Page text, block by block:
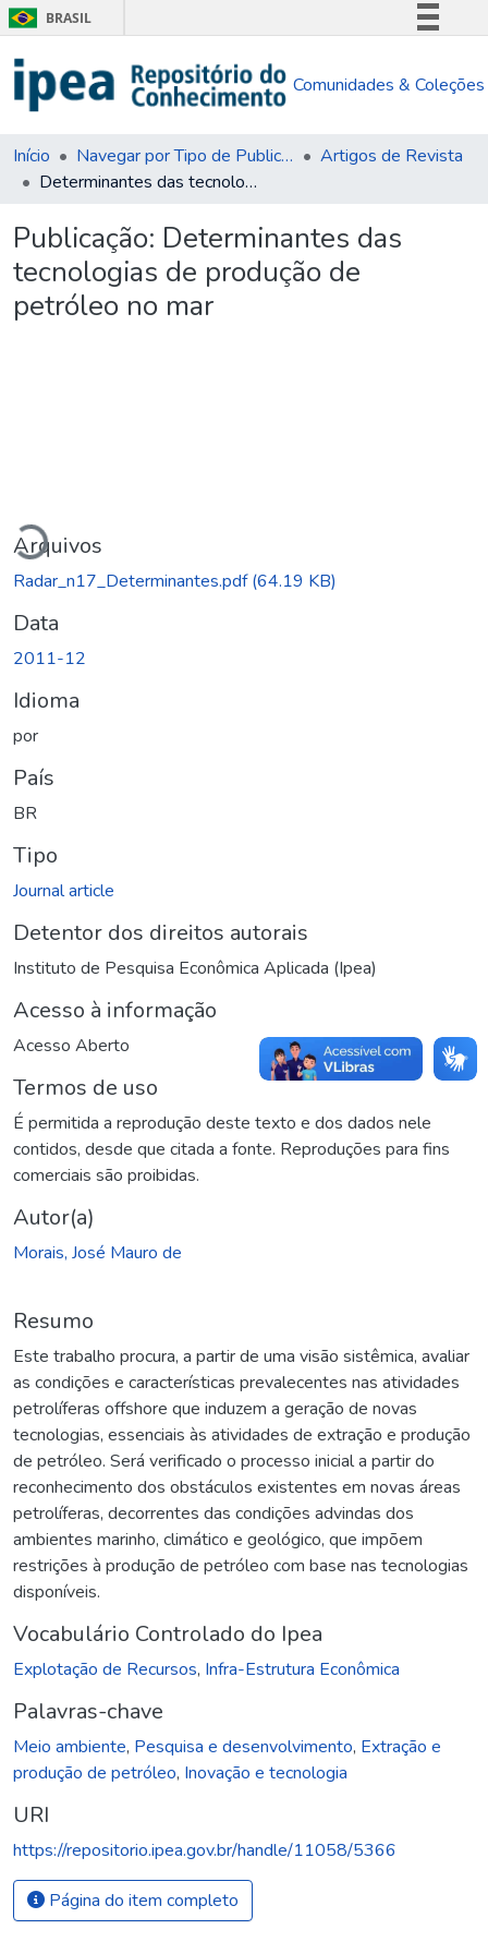
BRASIL
Comunica BR
Acesso à informação
Comunidades & Coleções
Início Navegar por Tipo de Publicação
Artigos de Revista
Determinantes das tecnologias de produção de petróleo no mar
Publicação: Determinantes das
tecnologias de produção de
petróleo no mar
Arquivos
Radar_n17_Determinantes.pdf(64.19 KB)
Data
2011-12
Idioma
por
País
BR
Tipo
Journal article
Detentor dos direitos autorais
Instituto de Pesquisa Econômica Aplicada (Ipea)
Acesso à informação
Acesso Aberto
Termos de uso
É permitida a reprodução deste texto e dos dados nele
contidos, desde que citada a fonte. Reproduções para fins
comerciais são proibidas.
Autor(a)
Morais, José Mauro de
Resumo
Este trabalho procura, a partir de uma visão sistêmica, avaliar
as condições e características prevalecentes nas atividades
petrolíferas offshore que induzem a geração de novas
tecnologias, essenciais às atividades de extração e produção
de petróleo. Será verificado o processo inicial a partir do
reconhecimento dos obstáculos existentes em novas áreas
petrolíferas, decorrentes das condições advindas dos
ambientes marinho, climático e geológico, que impõem
restrições à produção de petróleo com base nas tecnologias
disponíveis.
Vocabulário Controlado do Ipea
Explotação de Recursos, Infra-Estrutura Econômica
Palavras-chave
Meio ambiente, Pesquisa e desenvolvimento, Extração e
produção de petróleo, Inovação e tecnologia
URI
https://repositorio.ipea.gov.br/handle/11058/5366
Página do item completo